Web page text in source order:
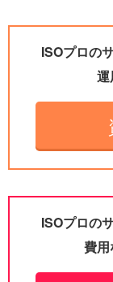
ISOプロの
運
ISOプロの
費用